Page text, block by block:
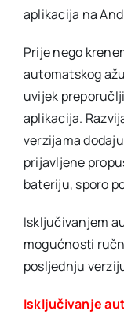
aplikacija na
Prije nego
automatskog
uvijek
aplikacija.
verzijama
prijavljene
bateriju, sporo
Isključivanjem
mogućnosti
posljednju
Isključivanje